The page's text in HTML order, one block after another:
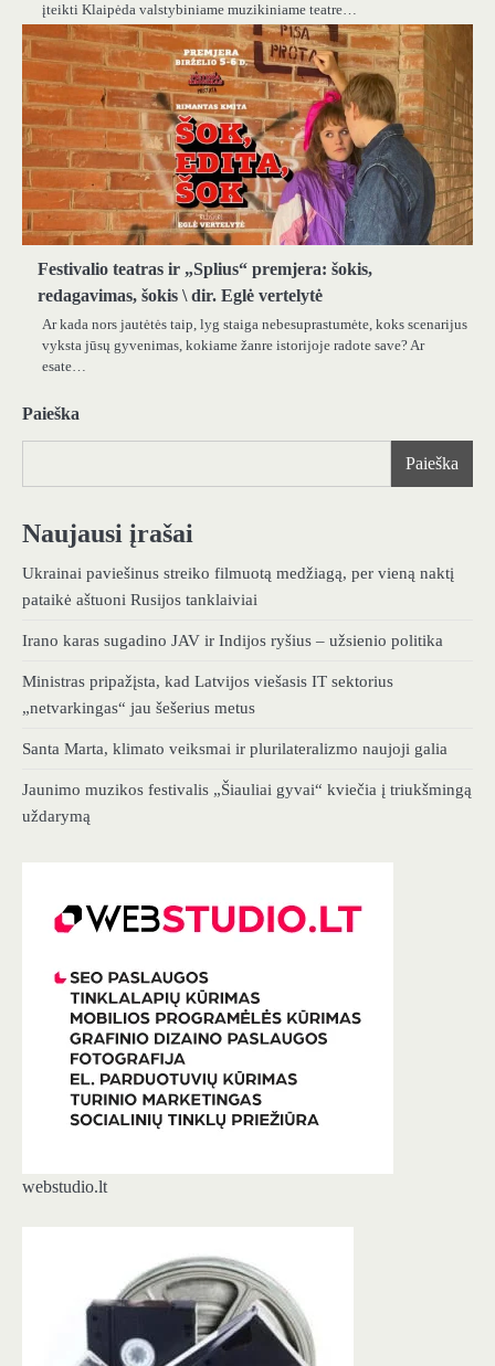
įteikti Klaipėda valstybiniame muzikiniame teatre…
Festivalio teatras ir „Splius“ premjera: šokis,
redagavimas, šokis \ dir. Eglė vertelytė
Ar kada nors jautėtės taip, lyg staiga nebesuprastumėte, koks scenarijus
vyksta jūsų gyvenimas, kokiame žanre istorijoje radote save? Ar
esate…
Paieška
Paieška
Naujausi įrašai
Ukrainai paviešinus streiko filmuotą medžiagą, per vieną naktį
pataikė aštuoni Rusijos tanklaiviai
Irano karas sugadino JAV ir Indijos ryšius – užsienio politika
Ministras pripažįsta, kad Latvijos viešasis IT sektorius
„netvarkingas“ jau šešerius metus
Santa Marta, klimato veiksmai ir plurilateralizmo naujoji galia
Jaunimo muzikos festivalis „Šiauliai gyvai“ kviečia į triukšmingą
uždarymą
webstudio.lt